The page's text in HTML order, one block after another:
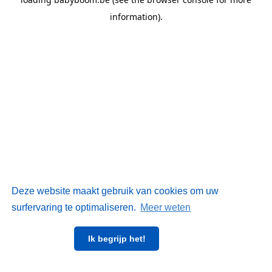
Deze website maakt gebruik van cookies om uw
surfervaring te optimaliseren. Meer weten
Ik begrijp het!
information).